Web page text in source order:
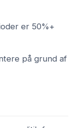
er 50%+
på grund af